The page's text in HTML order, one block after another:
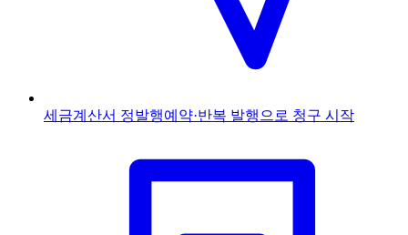
세금계산서 정발행예약·반복 발행으로 청구 시작